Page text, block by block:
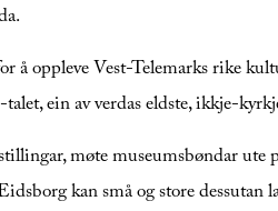
å oppleve Vest-Telemarks rike
ein av verdas eldste, ikkje-
møte museumsbøndar ute
kan små og store